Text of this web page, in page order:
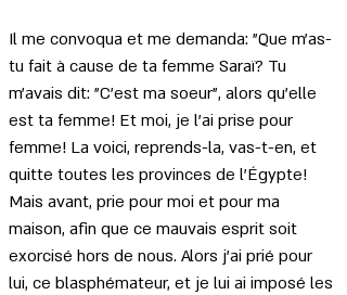
Il me convoqua et me demanda: "Que m'as-
tu fait à cause de ta femme Saraï? Tu
m'avais dit: "C'est ma soeur", alors qu'elle
est ta femme! Et moi, je l'ai prise pour
femme! La voici, reprends-la, vas-t-en, et
quitte toutes les provinces de l'Égypte!
Mais avant, prie pour moi et pour ma
maison, afin que ce mauvais esprit soit
exorcisé hors de nous. Alors j'ai prié pour
lui, ce blasphémateur, et je lui ai imposé les